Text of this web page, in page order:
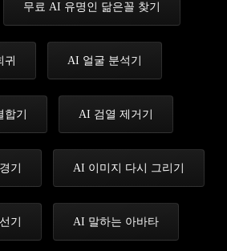
무료 AI 유명인 닮은꼴 찾기
귀 AI 얼굴 분석기
기 AI 검열 제거기
기 AI 이미지 다시 그리기
기 AI 말하는 아바타